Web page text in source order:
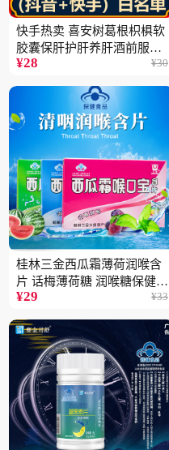
快手热卖 喜安树葛根枳椇软
胶囊保肝护肝养肝酒前服用
保健品批发2瓶
¥28 ¥30
桂林三金西瓜霜薄荷润喉含
片 话梅薄荷糖 润喉糖保健食
品
¥29 ¥33